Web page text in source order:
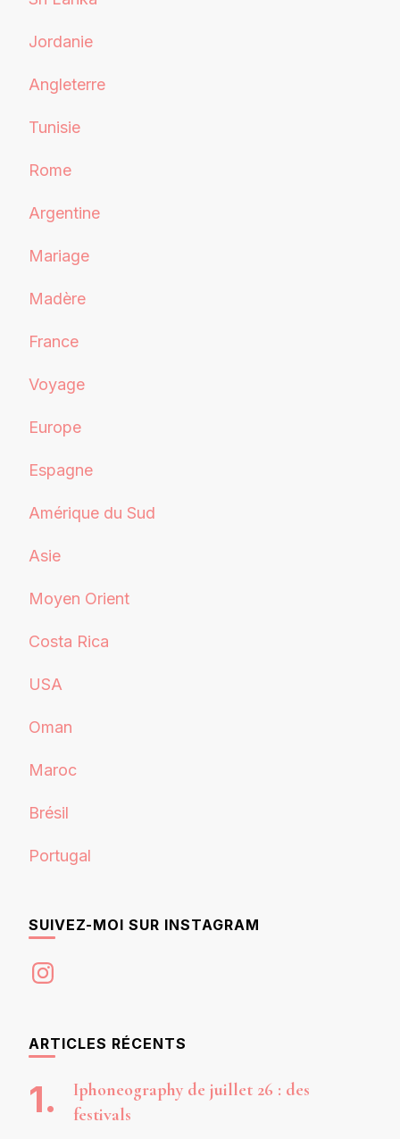
Jordanie
Angleterre
Tunisie
Rome
Argentine
Mariage
Madère
France
Voyage
Europe
Espagne
Amérique du Sud
Asie
Moyen Orient
Costa Rica
USA
Oman
Maroc
Brésil
Portugal
SUIVEZ-MOI SUR INSTAGRAM
Instagram
ARTICLES RÉCENTS
Iphoneography de juillet 26 : des
festivals